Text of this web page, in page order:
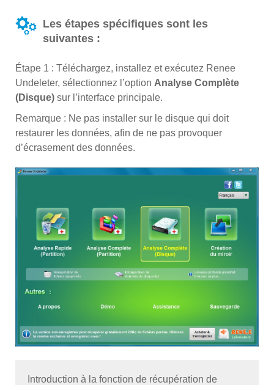
Les étapes spécifiques sont les
suivantes :
Étape 1 : Téléchargez, installez et exécutez Renee
Undeleter, sélectionnez l’option Analyse Complète
(Disque) sur l’interface principale.
Remarque : Ne pas installer sur le disque qui doit
restaurer les données, afin de ne pas provoquer
d’écrasement des données.
Introduction à la fonction de récupération de